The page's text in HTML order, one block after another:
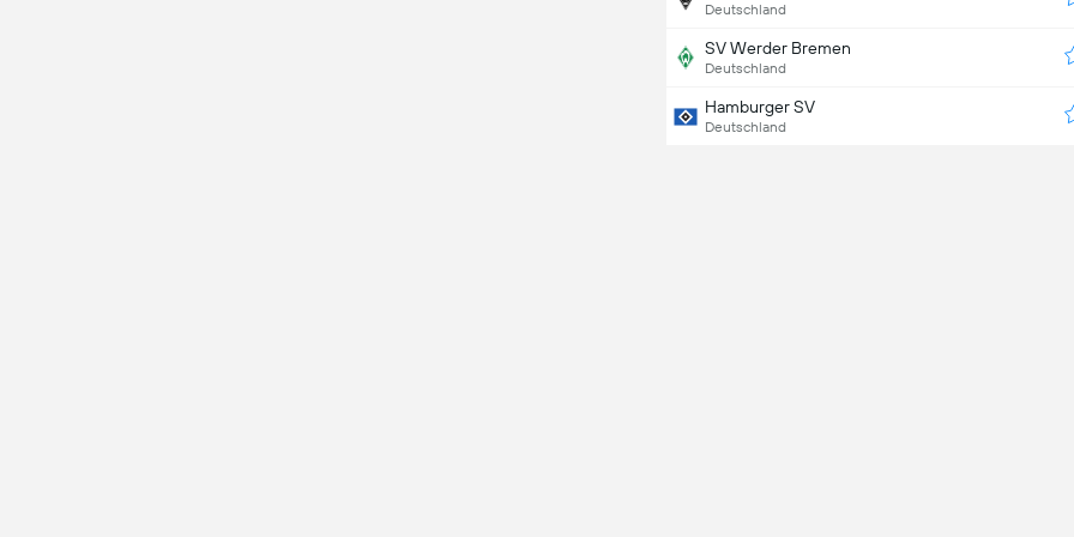
Deutschland
SV Werder Bremen
Deutschland
Hamburger SV
Deutschland